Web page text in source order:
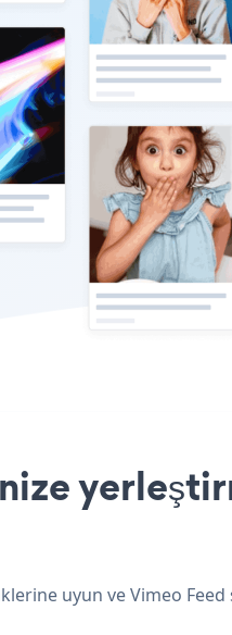
uyun ve Vimeo